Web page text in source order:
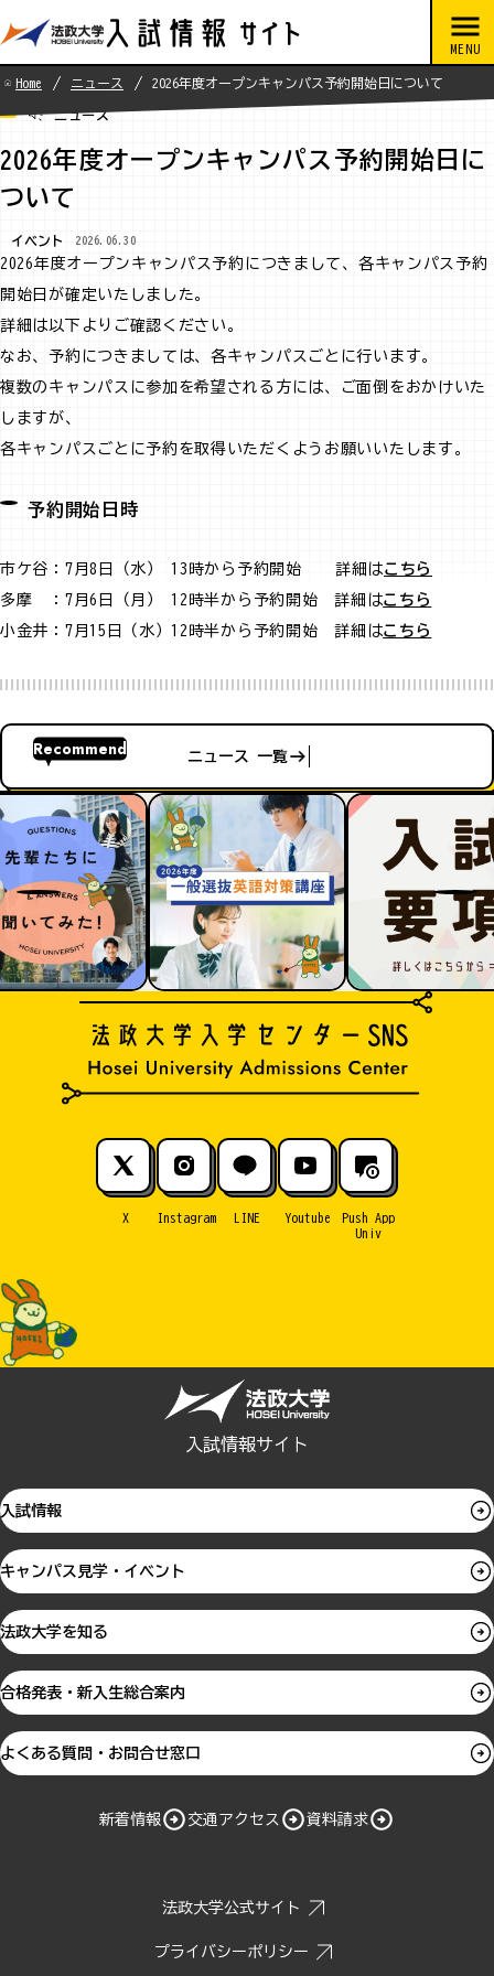
Home ニュース 2026年度オープンキャンパス予約開始日について
ニュース
2026年度オープンキャンパス予約開始日に
ついて
イベント 2026.06.30
2026年度オープンキャンパス予約につきまして、各キャンパス予約
開始日が確定いたしました。
詳細は以下よりご確認ください。
なお、予約につきましては、各キャンパスごとに行います。
複数のキャンパスに参加を希望される方には、ご面倒をおかけいた
しますが、
各キャンパスごとに予約を取得いただくようお願いいたします。
予約開始日時
市ケ谷：7月8日（水） 13時から予約開始 詳細はこちら
多摩 ：7月6日（月） 12時半から予約開始 詳細はこちら
小金井：7月15日（水）12時半から予約開始 詳細はこちら
ニュース 一覧
Recommend
X Instagram LINE Youtube
Push App
Univ
入試情報サイト
入試情報
キャンパス見学・イベント
法政大学を知る
合格発表・新入生総合案内
よくある質問・お問合せ窓口
新着情報 交通アクセス 資料請求
法政大学公式サイト
プライバシーポリシー